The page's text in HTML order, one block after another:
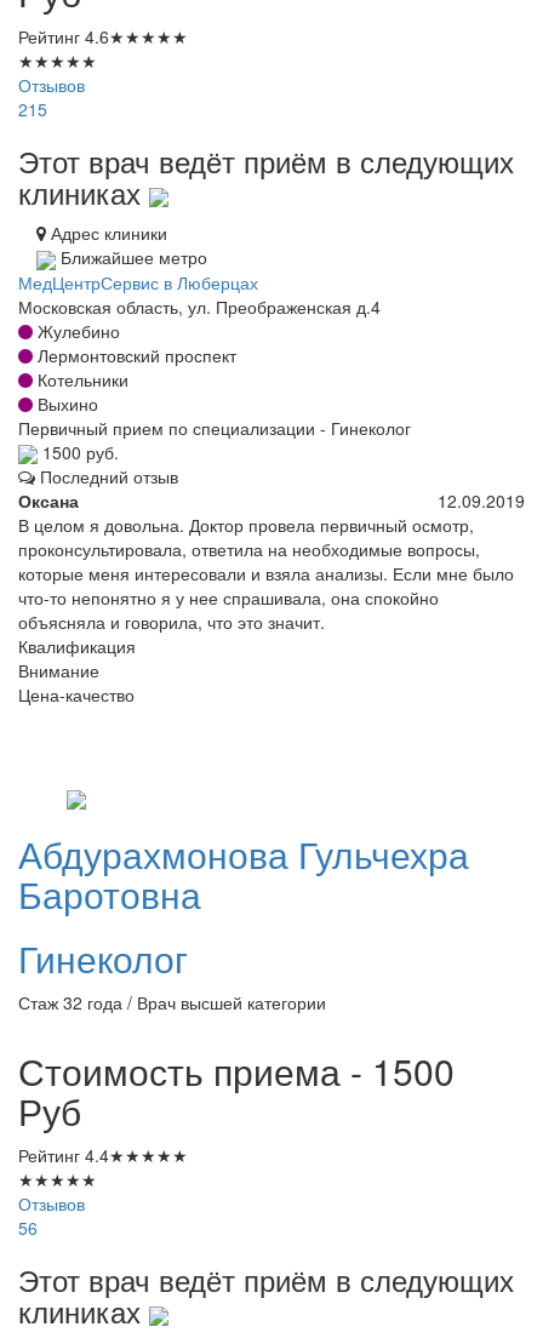
Рейтинг 4.6★★★★★
★★★★★
Отзывов
215
Этот врач ведёт приём в следующих
клиниках
Адрес клиники
Ближайшее метро
МедЦентрСервис в Люберцах
Московская область, ул. Преображенская д.4
Жулебино
Лермонтовский проспект
Котельники
Выхино
Первичный прием по специализации - Гинеколог
1500 руб.
Последний отзыв
Оксана
12.09.2019
В целом я довольна. Доктор провела первичный осмотр,
проконсультировала, ответила на необходимые вопросы,
которые меня интересовали и взяла анализы. Если мне было
что-то непонятно я у нее спрашивала, она спокойно
объясняла и говорила, что это значит.
Квалификация
Внимание
Цена-качество
Абдурахмонова Гульчехра
Баротовна
Гинеколог
Стаж 32 года / Врач высшей категории
Стоимость приема - 1500
Руб
Рейтинг 4.4★★★★★
★★★★★
Отзывов
56
Этот врач ведёт приём в следующих
клиниках